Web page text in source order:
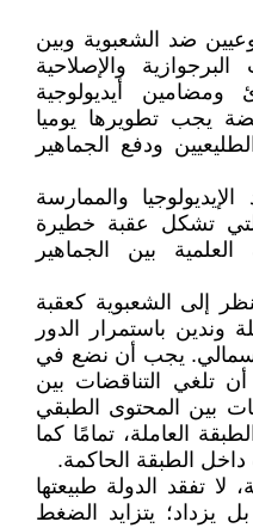
ضد الشعبوية وبين
والإصلاحية
أيديولوجية
يجب تطويرها يوميا
ودفع الجماهير
والممارسة
التي تشكل عقبة خطيرة
بين الجماهير
إلى الشعبوية كعقبة
وندين باستمرار الدور
يجب أن نضع في
أن تلغي التناقضات بين
بين المحتوى الطبقي
العاملة، تمامًا كما
داخل الطبقة الحاكمة.
تفقد الدولة طبيعتها
بل يزداد؛ يتزايد الضغط